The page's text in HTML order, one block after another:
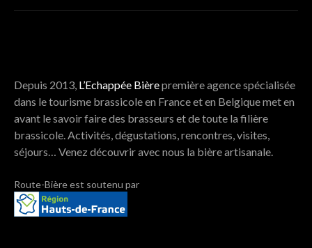
Depuis 2013, L’Echappée Bièrepremière agence spécialisée
dans le tourisme brassicole en France et en Belgique met en
avant le savoir faire des brasseurs et de toute la filière
brassicole. Activités, dégustations, rencontres, visites,
séjours… Venez découvrir avec nous la bière artisanale.
Route-Bière est soutenu par